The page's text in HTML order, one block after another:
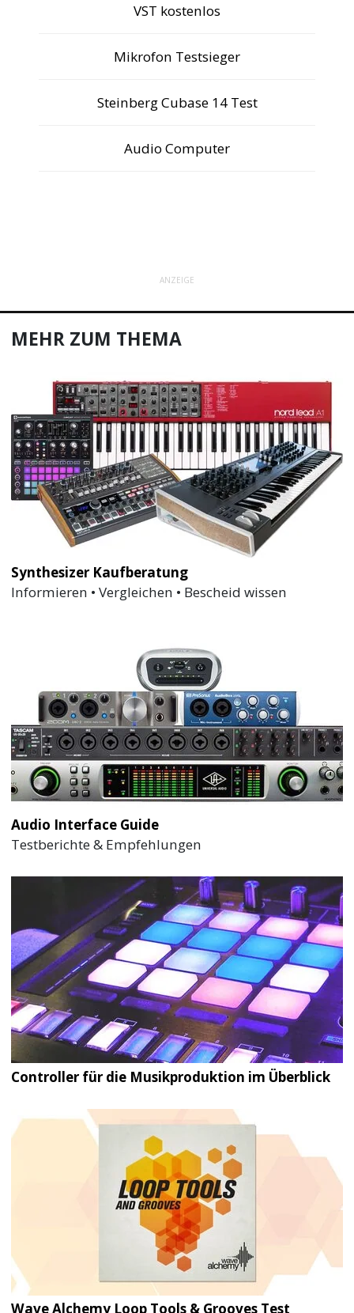
VST kostenlos
Mikrofon Testsieger
Steinberg Cubase 14 Test
Audio Computer
ANZEIGE
MEHR ZUM THEMA
Synthesizer Kaufberatung
Informieren • Vergleichen • Bescheid wissen
Audio Interface Guide
Testberichte & Empfehlungen
Controller für die Musikproduktion im Überblick
Wave Alchemy Loop Tools & Grooves Test